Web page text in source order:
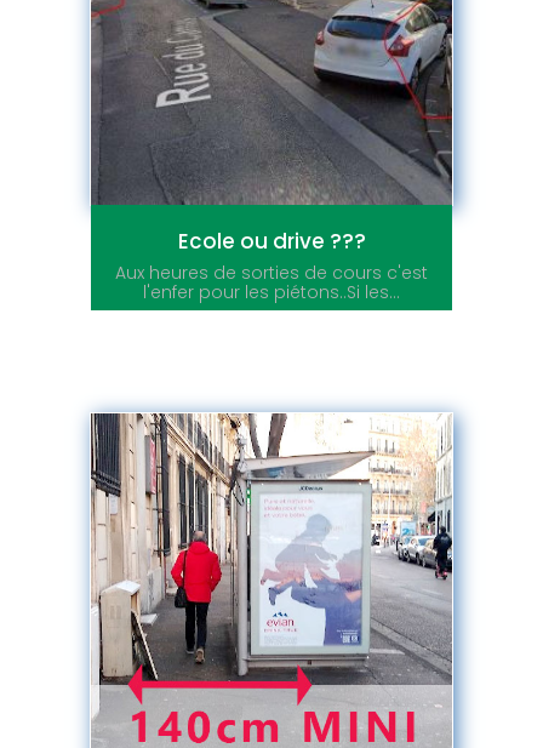
Ecole ou drive ???
Aux heures de sorties de cours c'est
l'enfer pour les piétons..Si les...